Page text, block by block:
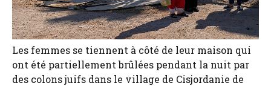
Les femmes se tiennent à côté de leur maison qui
ont été partiellement brûlées pendant la nuit par
des colons juifs dans le village de Cisjordanie de